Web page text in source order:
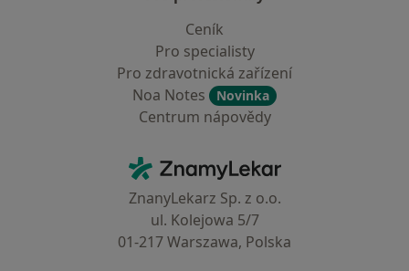
Ceník
Pro specialisty
Pro zdravotnická zařízení
Noa Notes
Novinka
Centrum nápovědy
ZnamyLekar - Hlavní stránka
ZnanyLekarz Sp. z o.o.
ul. Kolejowa 5/7
01-217 Warszawa, Polska